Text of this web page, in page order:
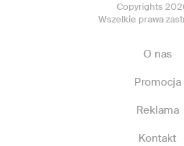
Copyrights
Wszelkie prawa
O nas
Promocja
Reklama
Kontakt